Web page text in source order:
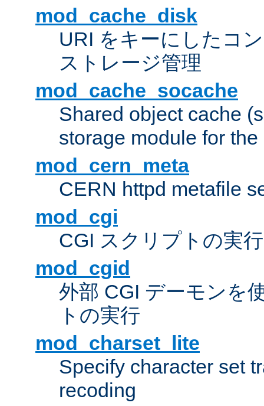
mod_cache_disk
URI をキーにしたコ
ストレージ管理
mod_cache_socache
Shared object cache
storage module for
mod_cern_meta
CERN httpd metafile
mod_cgi
CGI スクリプトの実行
mod_cgid
外部 CGI デーモンを
トの実行
mod_charset_lite
Specify character set
recoding